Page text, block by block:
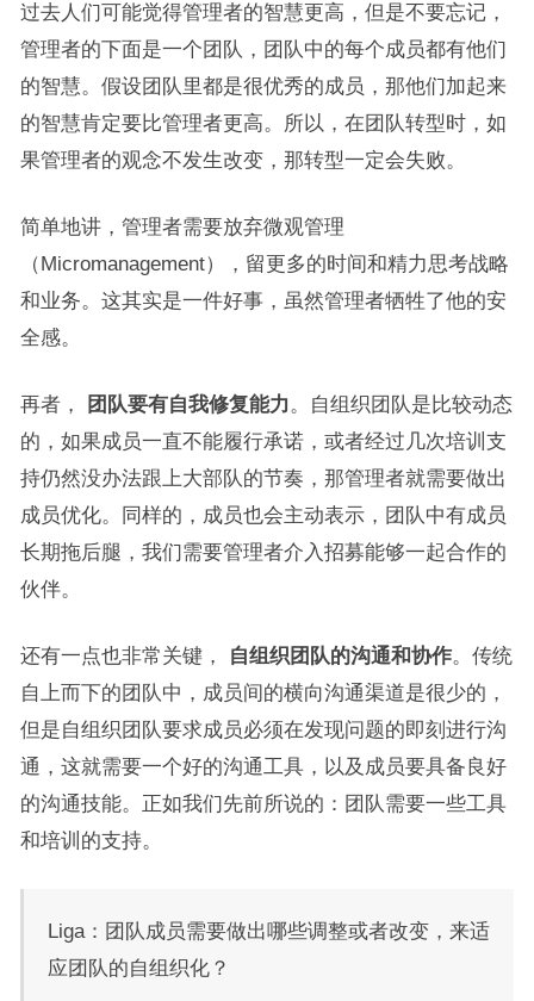
过去人们可能觉得管理者的智慧更高，但是不要忘记，
管理者的下面是一个团队，团队中的每个成员都有他们
的智慧。假设团队里都是很优秀的成员，那他们加起来
的智慧肯定要比管理者更高。所以，在团队转型时，如
果管理者的观念不发生改变，那转型一定会失败。
简单地讲，管理者需要放弃微观管理
（Micromanagement），留更多的时间和精力思考战略
和业务。这其实是一件好事，虽然管理者牺牲了他的安
全感。
再者， 团队要有自我修复能力 。自组织团队是比较动态
的，如果成员一直不能履行承诺，或者经过几次培训支
持仍然没办法跟上大部队的节奏，那管理者就需要做出
成员优化。同样的，成员也会主动表示，团队中有成员
长期拖后腿，我们需要管理者介入招募能够一起合作的
伙伴。
还有一点也非常关键， 自组织团队的沟通和协作。传统
自上而下的团队中，成员间的横向沟通渠道是很少的，
但是自组织团队要求成员必须在发现问题的即刻进行沟
通，这就需要一个好的沟通工具，以及成员要具备良好
的沟通技能。正如我们先前所说的：团队需要一些工具
和培训的支持。
Liga：团队成员需要做出哪些调整或者改变，来适
应团队的自组织化？